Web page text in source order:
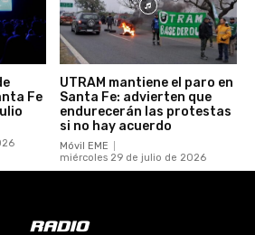
Fe
UTRAM mantiene el paro en
Santa Fe: advierten que
endurecerán las protestas
si no hay acuerdo
Móvil EME
miércoles 29 de julio de 2026